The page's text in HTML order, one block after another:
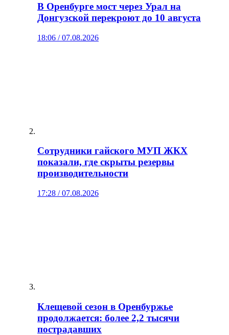
В Оренбурге мост через Урал на
Донгузской перекроют до 10 августа
18:06 / 07.08.2026
Сотрудники гайского МУП ЖКХ
показали, где скрыты резервы
производительности
17:28 / 07.08.2026
Клещевой сезон в Оренбуржье
продолжается: более 2,2 тысячи
пострадавших